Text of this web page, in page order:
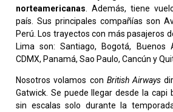
norteamericanas . Además, tiene
país. Sus principales compañías son
Perú. Los trayectos con más pasajeros
Lima son: Santiago, Bogotá, Buenos
CDMX, Panamá, Sao Paulo, Cancún y
Nosotros volamos con British Airways
Gatwick. Se puede llegar desde la capi
sin escalas solo durante la